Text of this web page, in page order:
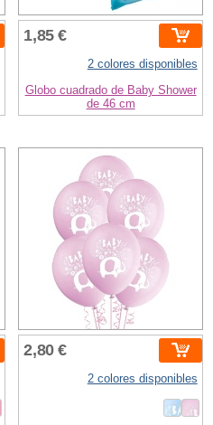
1,85 €
2 colores disponibles
Globo cuadrado de Baby Shower
de 46 cm
2,80 €
2 colores disponibles